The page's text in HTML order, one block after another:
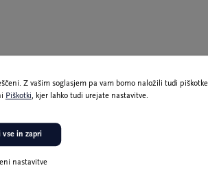
Z vašim soglasjem pa vam bomo naložili tudi
Piškotki, kjer lahko tudi urejate nastavitve.
nastavitve
vse in zapri